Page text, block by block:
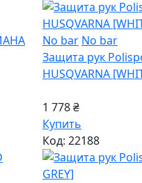
No bar No bar
Защита рук
HUSQVARNA
1 778 ₴
Купить
Код: 22188